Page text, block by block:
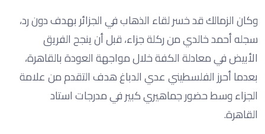
وكان الزمالك قد خسر لقاء الذهاب في الجزائر بهدف دون رد،
سجله أحمد خالدي من ركلة جزاء، قبل أن ينجح الفريق
الأبيض في معادلة الكفة خلال مواجهة العودة بالقاهرة،
بعدما أحرز الفلسطيني عدي الدباغ هدف التقدم من علامة
الجزاء وسط حضور جماهيري كبير في مدرجات استاد
القاهرة.